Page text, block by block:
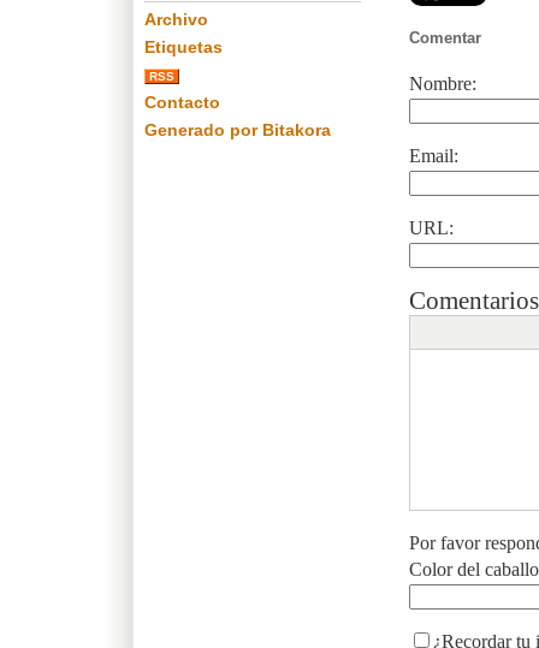
Comentar
Nombre:
Email:
URL:
Por favor
Color del
¿Recordar tu
Archivo
Etiquetas
RSS
Contacto
Generado por Bitakora